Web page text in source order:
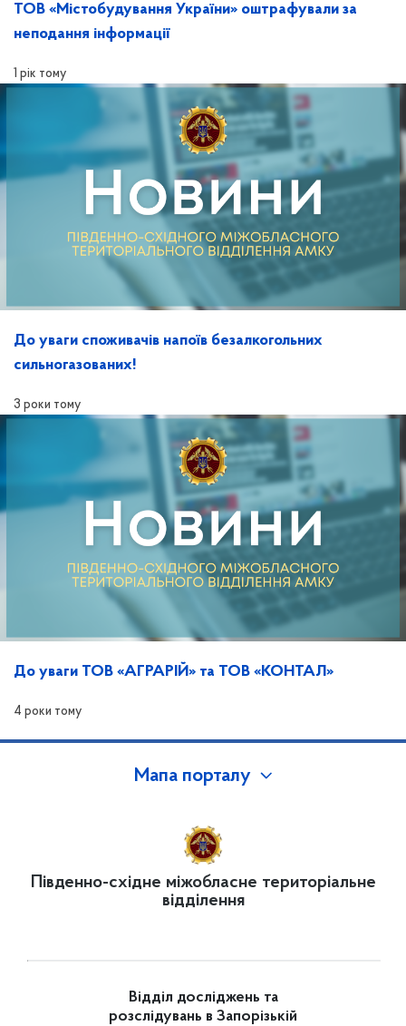
ТОВ «Містобудування України» оштрафували за
неподання інформації
1 рік тому
До уваги споживачів напоїв безалкогольних
сильногазованих!
3 роки тому
До уваги ТОВ «АГРАРІЙ» та ТОВ «КОНТАЛ»
4 роки тому
Мапа порталу
Південно-східне міжобласне територіальне
відділення
Відділ досліджень та
розслідувань в Запорізькій